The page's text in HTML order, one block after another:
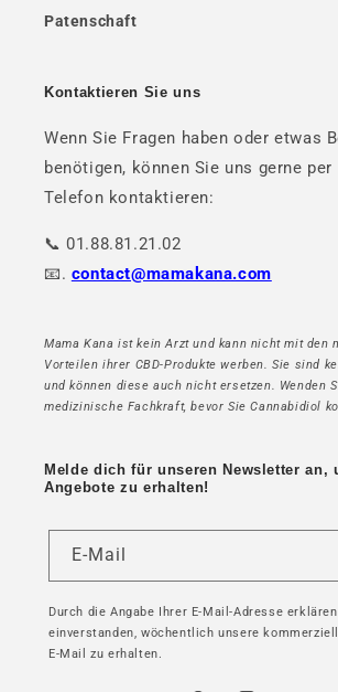
Patenschaft
Kontaktieren Sie uns
Wenn Sie Fragen haben oder etwas
benötigen, können Sie uns gerne
Telefon kontaktieren:
📞 01.88.81.21.02
📧. contact@mamakana.com
Mama Kana ist kein Arzt und kann nicht mit den
Vorteilen ihrer CBD-Produkte werben. Sie sind
und können diese auch nicht ersetzen. Wenden
medizinische Fachkraft, bevor Sie Cannabidiol
Melde dich für unseren Newsletter an,
Angebote zu erhalten!
E-Mail
Durch die Angabe Ihrer E-Mail-Adresse
einverstanden, wöchentlich unsere
E-Mail zu erhalten.